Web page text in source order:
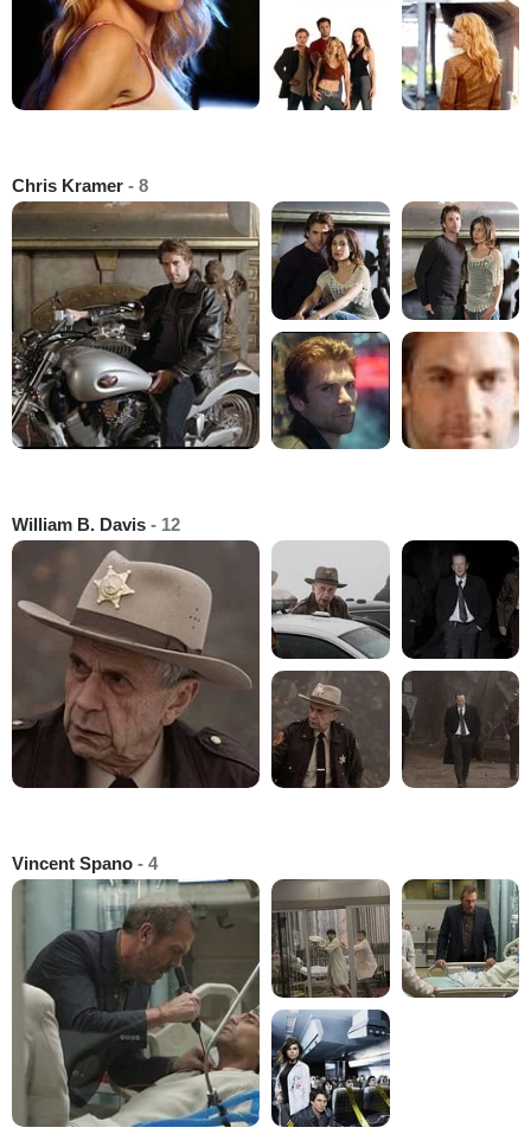
Chris Kramer - 8
William B. Davis - 12
Vincent Spano - 4